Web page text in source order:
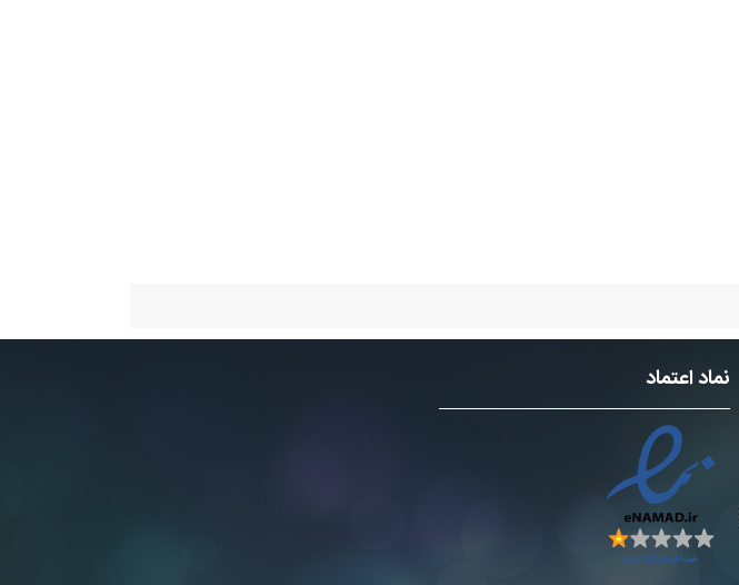
نماد اعتماد